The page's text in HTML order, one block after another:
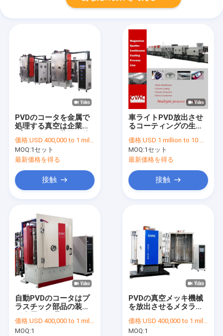
PVDのコータを金属で
処理する真空は企業の
出させる
価格:USD 400,000 to 1 million
MOQ:1セット
最新価格を得る
接触
車ライトPVD放出させ
るコーティングの生産
ネトロン
価格:USD 1 million to 10 million
MOQ:1セット
最新価格を得る
接触
自動PVDのコータはプ
ラスチック部品の装飾
に掃除機をかける
価格:USD 400,000 to 1 million
MOQ:1
PVDの真空メッキ機械
を放出させるメタライ
ロン
価格:USD 400,000 to 1 million
MOQ:1